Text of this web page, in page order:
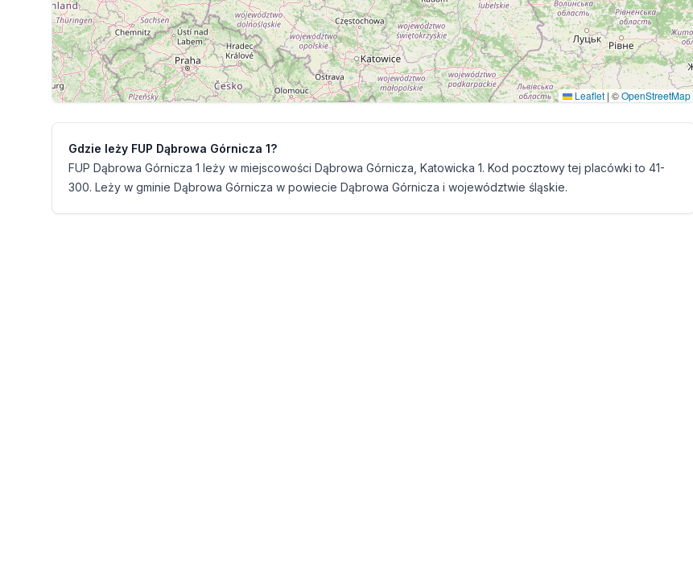
Leaflet | ©OpenStreetMap
Gdzie leży FUP Dąbrowa Górnicza 1?
FUP Dąbrowa Górnicza 1 leży w miejscowości Dąbrowa Górnicza, Katowicka 1. Kod pocztowy tej placówki to 41-
300. Leży w gminie Dąbrowa Górnicza w powiecie Dąbrowa Górnicza i województwie śląskie.